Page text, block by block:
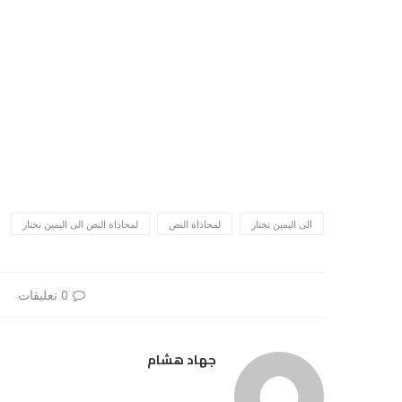
الى اليمين نختار لمحاذاة النص لمحاذاة النص الى اليمين نختار
0 تعليقات
جهاد هشام